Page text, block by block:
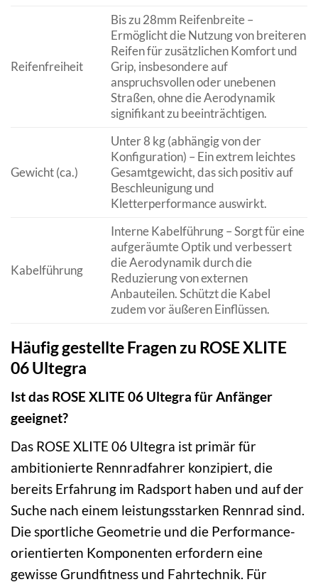
Reifenfreiheit
Bis zu 28mm Reifenbreite –
Ermöglicht die Nutzung von breiteren
Reifen für zusätzlichen Komfort und
Grip, insbesondere auf
anspruchsvollen oder unebenen
Straßen, ohne die Aerodynamik
signifikant zu beeinträchtigen.
Gewicht (ca.)
Unter 8 kg (abhängig von der
Konfiguration) – Ein extrem leichtes
Gesamtgewicht, das sich positiv auf
Beschleunigung und
Kletterperformance auswirkt.
Kabelführung
Interne Kabelführung – Sorgt für eine
aufgeräumte Optik und verbessert
die Aerodynamik durch die
Reduzierung von externen
Anbauteilen. Schützt die Kabel
zudem vor äußeren Einflüssen.
Häufig gestellte Fragen zu ROSE XLITE
06 Ultegra
Ist das ROSE XLITE 06 Ultegra für Anfänger
geeignet?
Das ROSE XLITE 06 Ultegra ist primär für
ambitionierte Rennradfahrer konzipiert, die
bereits Erfahrung im Radsport haben und auf der
Suche nach einem leistungsstarken Rennrad sind.
Die sportliche Geometrie und die Performance-
orientierten Komponenten erfordern eine
gewisse Grundfitness und Fahrtechnik. Für